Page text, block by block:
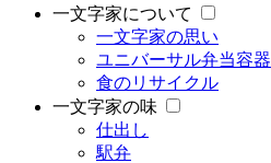
一文字家について
一文字家の思い
ユニバーサル弁当容器
食のリサイクル
一文字家の味
仕出し
駅弁